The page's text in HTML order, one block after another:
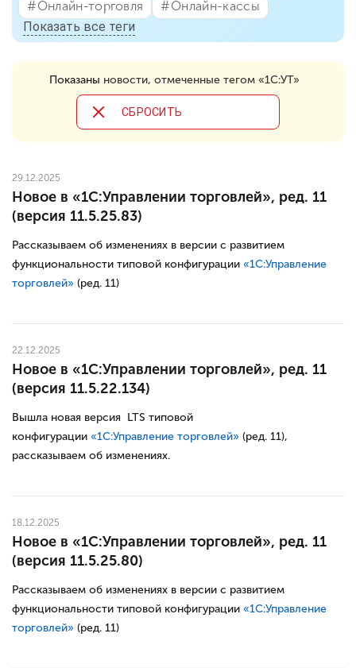
#⁣Онлайн-торговля
#⁣Онлайн-кассы
Показать все теги
Показаны новости, отмеченные тегом «1С:УТ»
CБРОСИТЬ
29.12.2025
Новое в «1С:Управлении торговлей», ред. 11
(версия 11.5.25.83)
Рассказываем об изменениях в версии с развитием
функциональности типовой конфигурации «1С:Управление
торговлей» (ред. 11)
22.12.2025
Новое в «1С:Управлении торговлей», ред. 11
(версия 11.5.22.134)
Вышла новая версия LTS типовой
конфигурации «1С:Управление торговлей» (ред. 11),
рассказываем об изменениях.
18.12.2025
Новое в «1С:Управлении торговлей», ред. 11
(версия 11.5.25.80)
Рассказываем об изменениях в версии с развитием
функциональности типовой конфигурации «1С:Управление
торговлей» (ред. 11)